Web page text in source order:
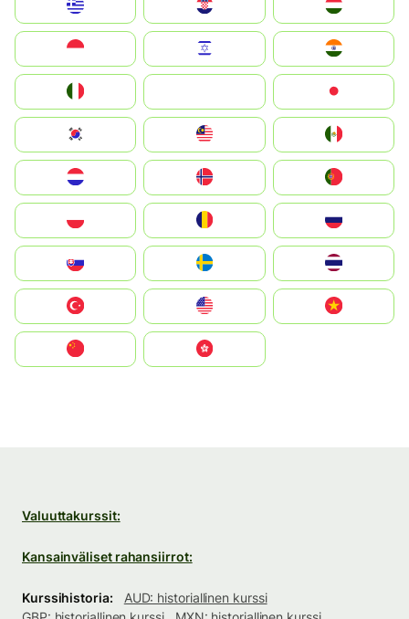
Magyarország
South Korea
United States
中國香港特別行政區
Valuuttakurssit:
Kansainväliset rahansiirrot:
Kurssihistoria:
AUD: historiallinen kurssi